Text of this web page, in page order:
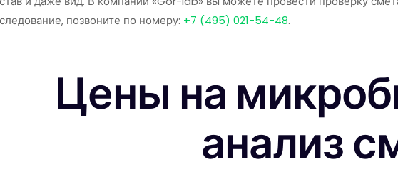
позвоните по номеру: +7 (495) 021-54-48.
Цены на
анализ